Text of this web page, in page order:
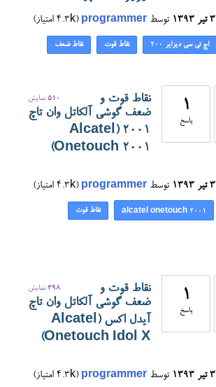
توسط programmer
(
4.3k امتیاز)
اچ تی سی دیزایر ۲۰۰ نقاط قوت نقاط ضعف
1
پاسخ
510 نمایش
نقاط قوت و
ضعف گوشی آلکاتل وان تاچ
2001 (Alcatel
Onetouch 2001)
توسط programmer
(
4.3k امتیاز)
alcatel onetouch 2001 نقاط قوت
1
پاسخ
398 نمایش
نقاط قوت و
ضعف گوشی آلکاتل وان تاچ
آیدل اکس (Alcatel
Onetouch Idol X)
توسط programmer
(
4.3k امتیاز)